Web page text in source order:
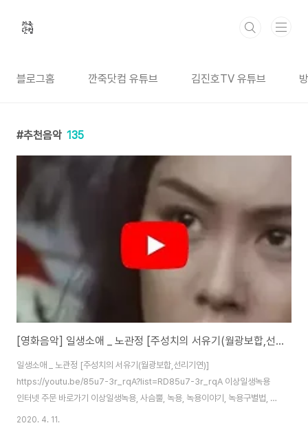
블로그홈 깐죽닷컴 유튜브 김진호TV 유튜브
추천음악 135
[영화음악] 일생소애 _ 노관정 [주성치의 서유기(월광보합,선리기연)]
일생소애 _ 노관정 [주성치의 서유기(월광보합,선리기연)]
https://youtu.be/85u7-3r_rqA?list=RD85u7-3r_rqA 이상일생녹용
인터넷 주문 바로가기 이상일생녹용, 사슴뿔, 녹용, 녹용이야기, 녹용구별법, 먹
기편한녹용, 활력넘치는녹용, 녹용진액, 녹용복용방법
2020. 4. 11.